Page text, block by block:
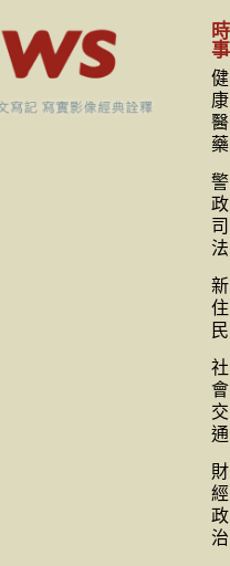
時
事
健
康
醫
藥
警
政
司
法
新
住
民
社
會
交
通
財
經
政
治